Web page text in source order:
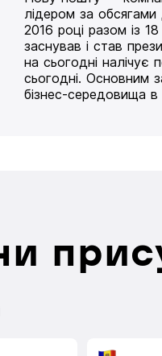
лідером за
2016 році разом із
заснував і став
на сьогодні налічує
сьогодні. Основним
бізнес-середовища в